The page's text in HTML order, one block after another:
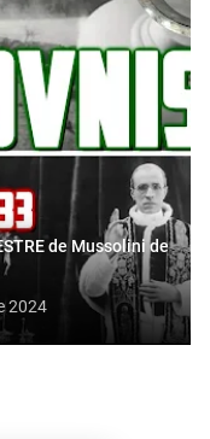
de Mussolini de
2024